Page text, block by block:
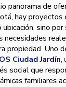
panorama de
hay proyectos
sino
necesidades
propiedad. Uno
Ciudad Jardín,
social que
familiares